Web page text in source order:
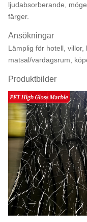
ljudabsorberande,
färger.
Ansökningar
Lämplig för hotell, villor,
matsal/vardagsrum,
Produktbilder